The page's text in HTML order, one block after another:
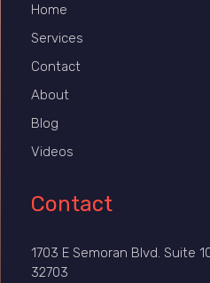
Home
Services
Contact
About
Blog
Videos
Contact
1703 E Semoran Blvd. Suite
32703